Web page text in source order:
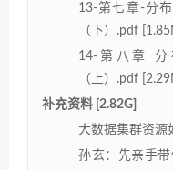
13-第七章-分
（下）.pdf
14-第八章 分
（上）.pdf
补充资料 [2.82G]
大数据集群资源
孙玄：先亲手